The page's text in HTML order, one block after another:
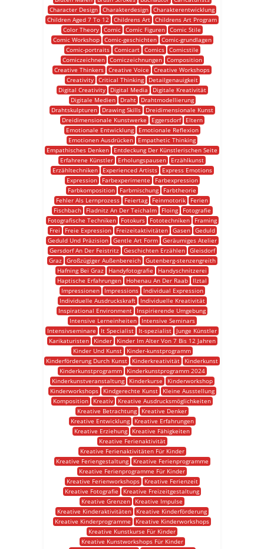
Character Design Charakterdesign Charakterentwicklung
Children Aged 7 To 12 Childrens Art Childrens Art Program
Color Theory Comic Comic Figuren Comic Stile
Comic Workshop
Comic-geschichten
Comic-grundlagen
Comic-portraits
Comicart Comics
Comicstile
Comiczeichnen
Comiczeichnungen
Composition
Creative Thinkers Creative Voice
Creative Workshops
Creativity
Critical Thinking
Detailgenauigkeit
Digital Creativity
Digital Media
Digitale Kreativität
Digitale Medien
Draht
Drahtmodellierung
Drahtskulpturen
Drawing Skills
Dreidimensionale Kunst
Dreidimensionale Kunstwerke
Eggersdorf
Eltern
Emotionale Entwicklung
Emotionale Reflexion
Emotionen Ausdrücken
Empathetic Thinking
Empathisches Denken
Entdeckung Der Künstlerischen Seite
Erfahrene Künstler
Erholungspausen
Erzählkunst
Erzähltechniken
Experienced Artists
Express Emotions
Expression
Farbexperimente
Farbexpression
Farbkomposition
Farbmischung
Farbtheorie
Fehler Als Lernprozess
Feiertag Feinmotorik
Ferien
Fischbach
Fladnitz An Der Teichalm Floing
Fotografie
Fotografische Techniken
Fotokurs Fototechniken
Framing
Frei
Freie Expression Freizeitaktivitäten Gasen
Geduld
Geduld Und Präzision
Gentle Art Form
Geräumiges Atelier
Gersdorf An Der Feistritz
Geschichten Erzählen
Gleisdorf
Graz
Großzügiger Außenbereich
Gutenberg-stenzengreith
Hafning Bei Graz
Handyfotografie
Handyschnitzerei
Haptische Erfahrungen
Hohenau An Der Raab
Ilztal
Impressionen
Impressions
Individual Expression
Individuelle Ausdruckskraft
Individuelle Kreativität
Inspirational Environment
Inspirierende Umgebung
Intensive Lerneinheiten
Intensive Seminars
Intensivseminare
It Specialist It-spezialist
Junge Künstler
Karikaturisten
Kinder
Kinder Im Alter Von 7 Bis 12 Jahren
Kinder Und Kunst
Kinder-kunstprogramm
Kinderförderung Durch Kunst
Kinderkreativität
Kinderkunst
Kinderkunstprogramm
Kinderkunstprogramm 2024
Kinderkunstveranstaltung
Kinderkurse
Kinderworkshop
Kinderworkshops
Kindgerechte Kunst
Kleine Ausstellung
Komposition
Kreativ
Kreative Ausdrucksmöglichkeiten
Kreative Betrachtung
Kreative Denker
Kreative Entwicklung
Kreative Erfahrungen
Kreative Erziehung
Kreative Fähigkeiten
Kreative Ferienaktivität
Kreative Ferienaktivitäten Für Kinder
Kreative Feriengestaltung
Kreative Ferienprogramme
Kreative Ferienprogramme Für Kinder
Kreative Ferienworkshops
Kreative Ferienzeit
Kreative Fotografie
Kreative Freizeitgestaltung
Kreative Grenzen
Kreative Impulse
Kreative Kinderaktivitäten
Kreative Kinderförderung
Kreative Kinderprogramme
Kreative Kinderworkshops
Kreative Kunstkurse Für Kinder
Kreative Kunstworkshops Für Kinder